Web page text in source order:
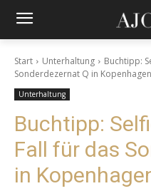
Start Unterhaltung
Buchtipp:
Sonderdezernat Q in Kopenhagen
Unterhaltung
Buchtipp:
Fall für das
in